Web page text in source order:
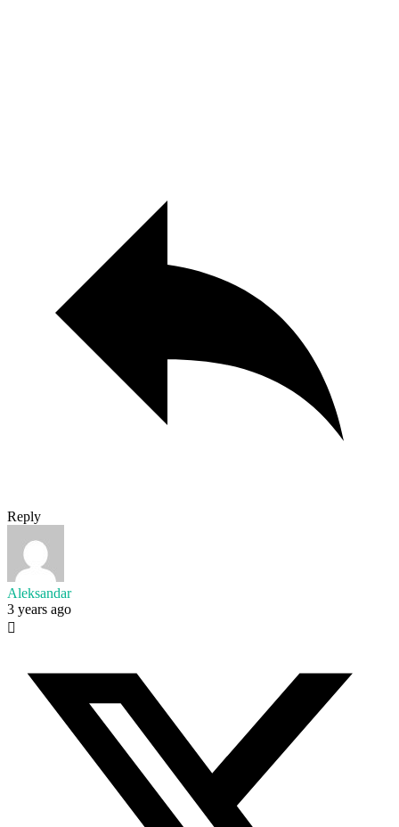
Reply
Aleksandar
3 years ago